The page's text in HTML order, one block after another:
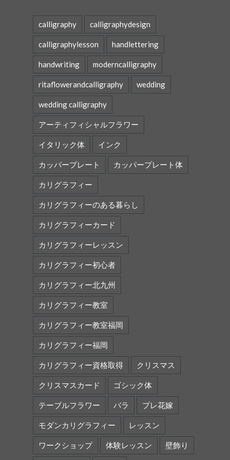
calligraphy calligraphydesign
calligraphylesson handlettering
handwriting moderncalligraphy
ritaflowerandcalligraphy wedding
wedding calligraphy
アーティフィシャルフラワー
イタリック体 インク
カッパープレート カッパープレート体
カリグラフィー
カリグラフィーのある暮らし
カリグラフィーカード
カリグラフィーレッスン
カリグラフィー初心者
カリグラフィー北九州
カリグラフィー教室
カリグラフィー教室福岡
カリグラフィー福岡
カリグラフィー資格取得 クリスマス
クリスマスカード ゴシック体
テーブルフラワー バラ プレ花嫁
モダンカリグラフィー レッスン
ワークショップ 体験レッスン 壁飾り